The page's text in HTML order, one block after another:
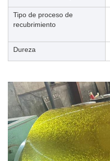
Tipo de proceso de
recubrimiento
Dureza